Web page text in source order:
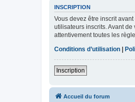
INSCRIPTION
Vous devez être inscrit
utilisateurs inscrits. Avant
attentivement toutes les
Conditions d’utilisation
Inscription
Accueil du forum